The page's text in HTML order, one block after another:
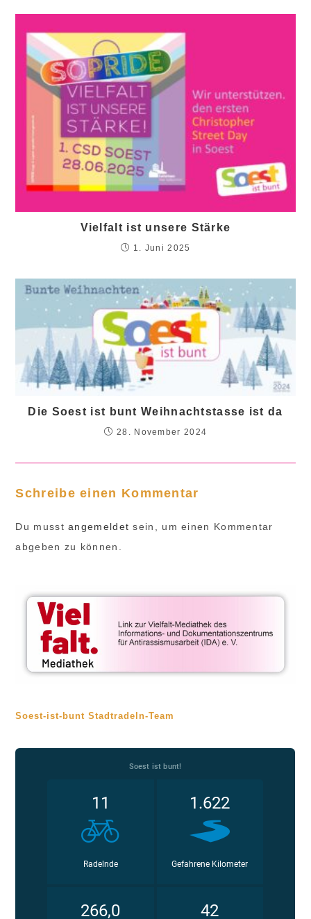
Vielfalt ist unsere Stärke
1. Juni 2025
Die Soest ist bunt Weihnachtstasse ist da
28. November 2024
Schreibe einen Kommentar
Du musstangemeldet sein, um einen Kommentar
abgeben zu können.
Soest-ist-bunt Stadtradeln-Team